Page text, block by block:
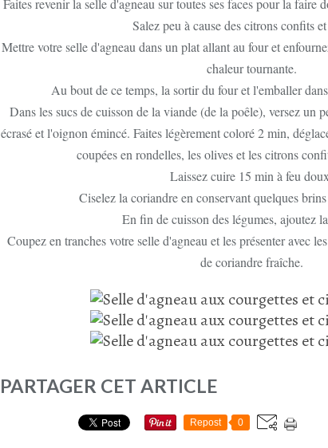
Faites revenir la selle d'agneau sur toutes ses faces pour la faire
Salez peu à cause des citrons confits
Mettre votre selle d'agneau dans un plat allant au four et
chaleur tournante.
Au bout de ce temps, la sortir du four et l'emballer
Dans les sucs de cuisson de la viande (de la poêle), versez un
écrasé et l'oignon émincé. Faites légèrement coloré 2 min,
coupées en rondelles, les olives et les citrons
Laissez cuire 15 min à feu
Ciselez la coriandre en conservant quelques
En fin de cuisson des légumes, ajoutez
Coupez en tranches votre selle d'agneau et les présenter avec
de coriandre fraîche.
PARTAGER CET ARTICLE
Repost 0